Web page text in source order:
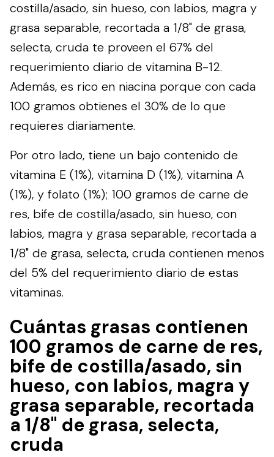
costilla/asado, sin hueso, con labios, magra y
grasa separable, recortada a 1/8" de grasa,
selecta, cruda te proveen el 67% del
requerimiento diario de vitamina B-12.
Además, es rico en niacina porque con cada
100 gramos obtienes el 30% de lo que
requieres diariamente.
Por otro lado, tiene un bajo contenido de
vitamina E (1%), vitamina D (1%), vitamina A
(1%), y folato (1%); 100 gramos de carne de
res, bife de costilla/asado, sin hueso, con
labios, magra y grasa separable, recortada a
1/8" de grasa, selecta, cruda contienen menos
del 5% del requerimiento diario de estas
vitaminas.
Cuántas grasas contienen
100 gramos de carne de res,
bife de costilla/asado, sin
hueso, con labios, magra y
grasa separable, recortada
a 1/8" de grasa, selecta,
cruda